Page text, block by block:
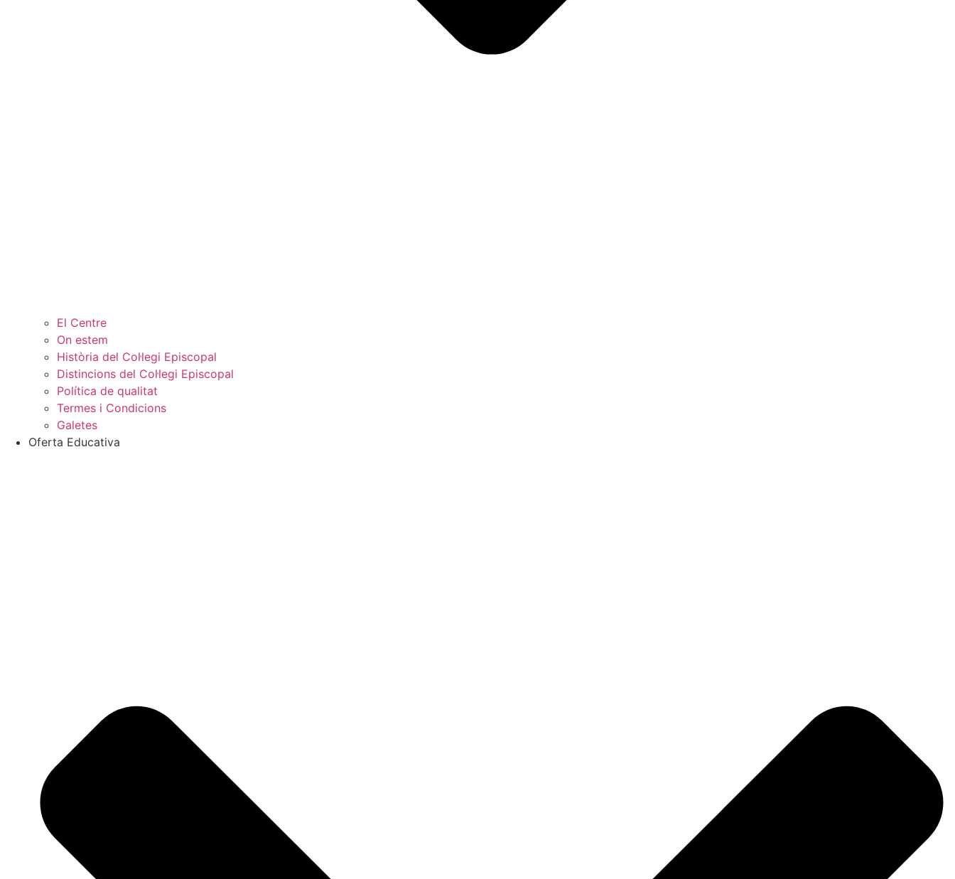
El Centre
On estem
Història del Col·legi Episcopal
Distincions del Col·legi Episcopal
Política de qualitat
Termes i Condicions
Galetes
Oferta Educativa